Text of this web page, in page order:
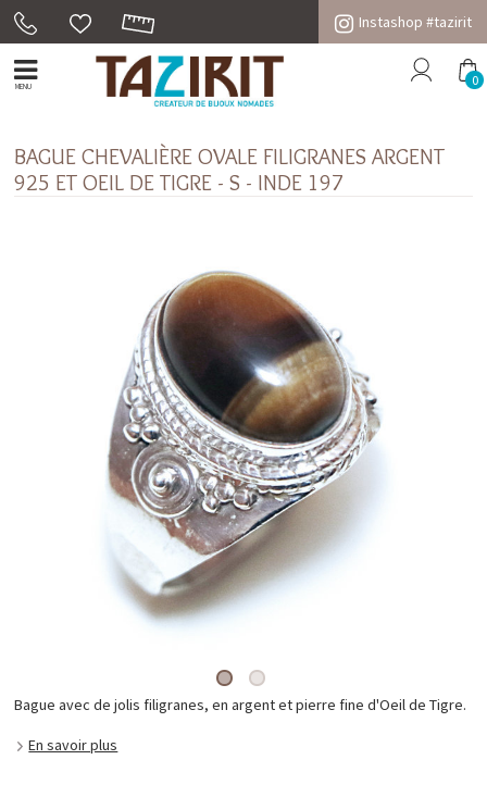
Instashop #tazirit
MENU 0
BAGUE CHEVALIÈRE OVALE FILIGRANES ARGENT
925 ET OEIL DE TIGRE - S - INDE 197
Bague avec de jolis filigranes, en argent et pierre fine d'Oeil de Tigre.
En savoir plus